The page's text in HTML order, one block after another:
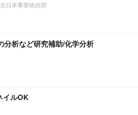
日本事業統括部
分析など研究補助/化学分析
イルOK